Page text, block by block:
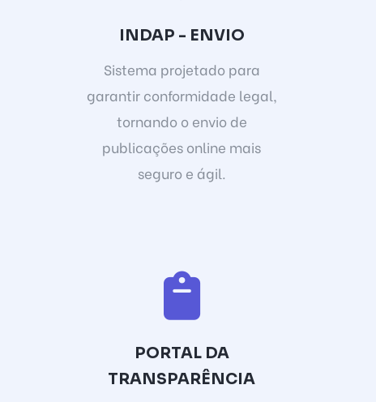
INDAP - ENVIO
Sistema projetado para
garantir conformidade legal,
tornando o envio de
publicações online mais
seguro e ágil.
PORTAL DA
TRANSPARÊNCIA